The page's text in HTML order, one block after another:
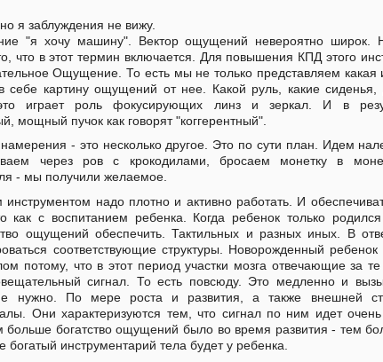
я заблуждения не вижу.
"я хочу машину". Вектор ощущений невероятно широк.
что в этот термин включается. Для повышения КПД этого
Ощущение. То есть мы не только представляем
себе картину ощущений от нее. Какой руль, какие сиденья,
играет роль фокусирующих линз и зеркал. И в
мощный пучок как говорят "коггерентный".
- это несколько другое. Это по сути план. Идем
через ров с крокодилами, бросаем монетку в
- мы получили желаемое.
надо плотно и активно работать. И
как с воспитанием ребенка. Когда ребенок только
ощущений обеспечить. Тактильных и разных иных. В
соответствующие структуры. Новорожденный
потому, что в этот период участки мозга отвечающие за
сигнал. То есть повсюду. Это медленно и
нужно. По мере роста и развития, а также внешней
Они характеризуются тем, что сигнал по ним идет
больше богатство ощущений было во время развития - тем
богатый инструментарий тела будет у ребенка.